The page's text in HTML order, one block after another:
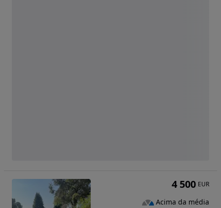
4 500 EUR
Acima da média